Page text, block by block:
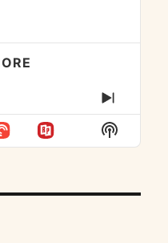
NEXT
Show
Podcast